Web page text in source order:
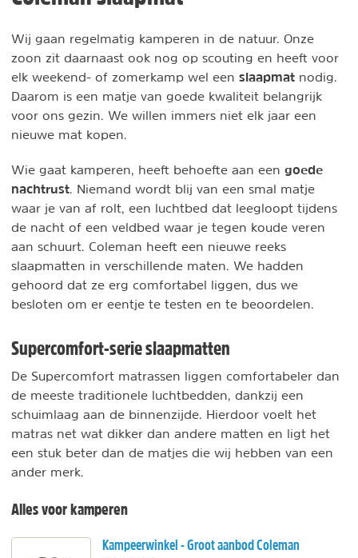
Wij gaan regelmatig kamperen in de natuur. Onze
zoon zit daarnaast ook nog op scouting en heeft voor
elk weekend- of zomerkamp wel een slaapmat nodig.
Daarom is een matje van goede kwaliteit belangrijk
voor ons gezin. We willen immers niet elk jaar een
nieuwe mat kopen.
Wie gaat kamperen, heeft behoefte aan een goede
nachtrust . Niemand wordt blij van een smal matje
waar je van af rolt, een luchtbed dat leegloopt tijdens
de nacht of een veldbed waar je tegen koude veren
aan schuurt. Coleman heeft een nieuwe reeks
slaapmatten in verschillende maten. We hadden
gehoord dat ze erg comfortabel liggen, dus we
besloten om er eentje te testen en te beoordelen.
Supercomfort-serie slaapmatten
De Supercomfort matrassen liggen comfortabeler dan
de meeste traditionele luchtbedden, dankzij een
schuimlaag aan de binnenzijde. Hierdoor voelt het
matras net wat dikker dan andere matten en ligt het
een stuk beter dan de matjes die wij hebben van een
ander merk.
Alles voor kamperen
Kampeerwinkel - Groot aanbod Coleman